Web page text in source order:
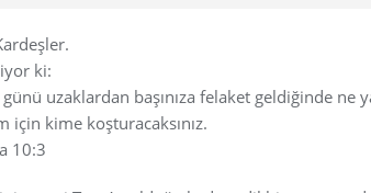
ki:
günü uzaklardan başınıza felaket geldiğinde ne
için kime koşturacaksınız.
10:3